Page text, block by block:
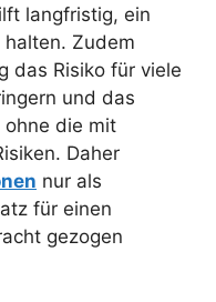
langfristig, ein
Zudem
das Risiko für viele
und das
die mit
Daher
nur als
für einen
gezogen